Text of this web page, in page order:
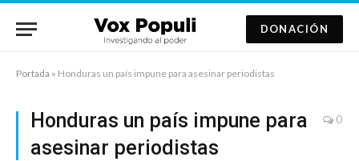
DONACIÓN
Portada » Honduras un país impune para asesinar periodistas
Honduras un país impune para
asesinar periodistas
0